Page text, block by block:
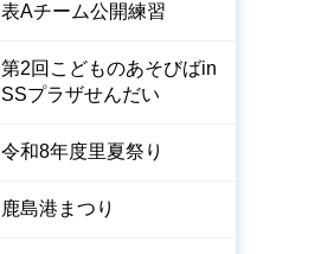
表Aチーム公開練習
第2回こどものあそびばin
SSプラザせんだい
令和8年度里夏祭り
鹿島港まつり